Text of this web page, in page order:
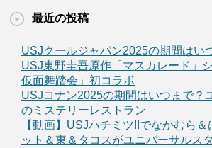
最近の投稿
USJクールジャパン2025の期間はい
USJ東野圭吾原作「マスカレード」
仮面舞踏会」初コラボ
USJコナン2025の期間はいつまで？
のミステリーレストラン
【動画】USJハチミツ!!でなかむら
ット＆東＆タコスがユニバーサルス